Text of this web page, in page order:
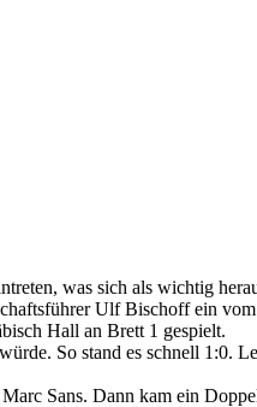
was sich als wichtig
Ulf Bischoff ein
Hall an Brett 1 gespielt.
So stand es schnell 1:0.
Sans. Dann kam ein